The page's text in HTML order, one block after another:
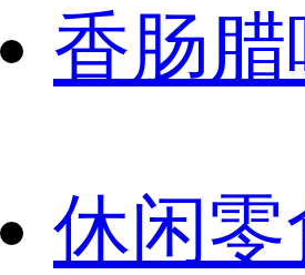
香肠腊
休闲零